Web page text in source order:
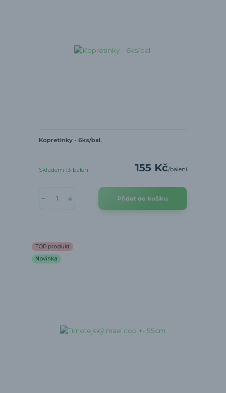
Kopretinky - 6ks/bal.
155 Kč/balení
Skladem 13 balení
Přidat do košíku
TOP produkt
Novinka